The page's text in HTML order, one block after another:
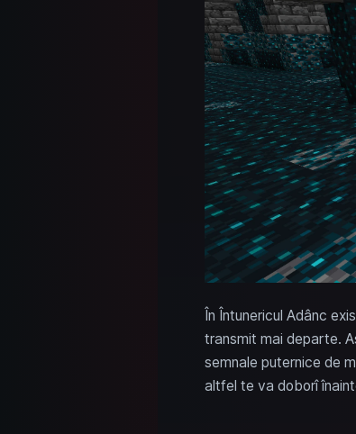
În Întunericul Adânc
transmit mai departe.
semnale puternice de
altfel te va doborî